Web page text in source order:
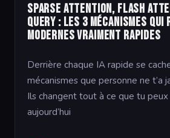
Sparse Attention, Flash
Query : les 3 mécanismes
modernes vraiment rapides
Derrière chaque IA rapide se
mécanismes que personne ne t’a
Ils changent tout à ce que tu
aujourd’hui